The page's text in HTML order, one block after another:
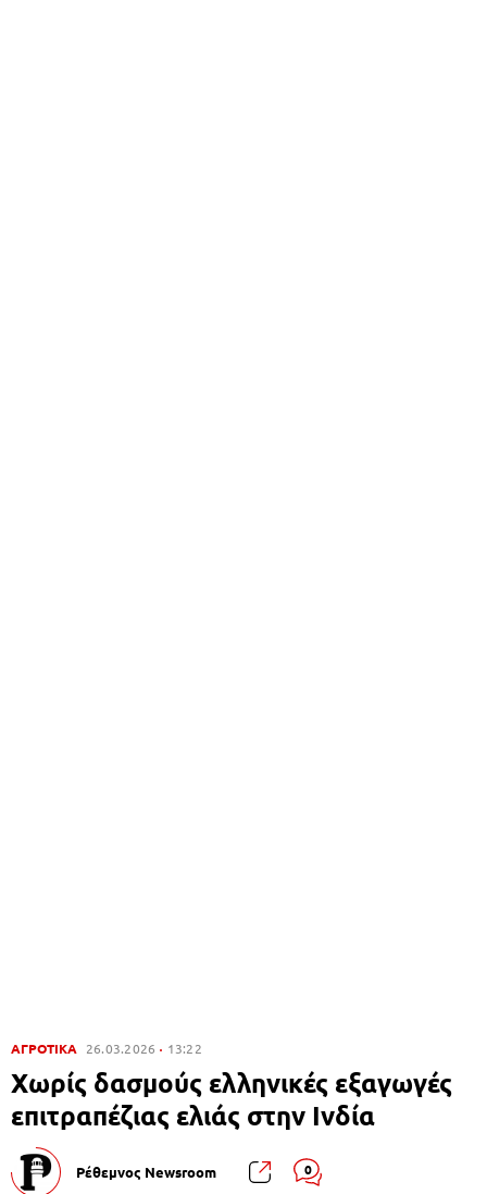
ΑΓΡΟΤΙΚΑ 26.03.2026 13:22
Χωρίς δασμούς ελληνικές εξαγωγές
επιτραπέζιας ελιάς στην Ινδία
Ρέθεμνος Newsroom 0